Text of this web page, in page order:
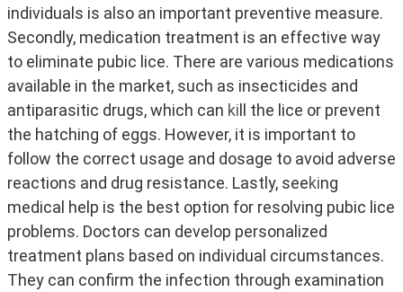
individuals is also an important preventive measure.
Secondly, medication treatment is an effective way
to eliminate pubic lice. There are various medications
available in the market, such as insecticides and
antiparasitic drugs, which can ki ll the lice or prevent
the hatching of eggs. However, it is important to
follow the correct usage and dosage to avoid adverse
reactions and drug resistance. Lastly, seeking
medical help is the best option for resolving pubic lice
problems. Doctors can develop personalized
treatment plans based on individual circumstances.
They can confirm the infection through examination